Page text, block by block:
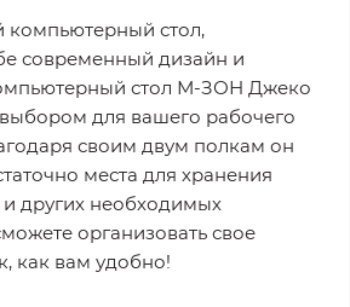
компьютерный стол,
современный дизайн и
стол М-ЗОН Джеко
для вашего рабочего
своим двум полкам он
места для хранения
других необходимых
организовать свое
как вам удобно!